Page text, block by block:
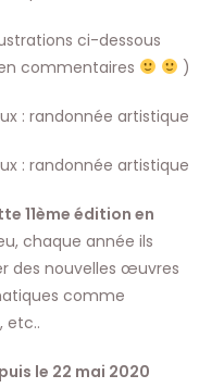
ci-dessous
commentaires
)
11ème édition en
chaque année ils
des nouvelles œuvres
comme
etc..
le 22 mai 2020